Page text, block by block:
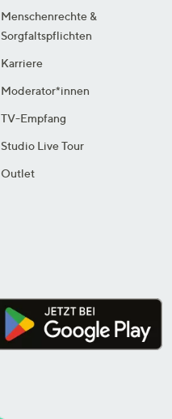
Menschenrechte &
Sorgfaltspflichten
Karriere
Moderator*innen
TV-Empfang
Studio Live Tour
Outlet